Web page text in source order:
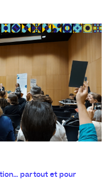
partout et pour